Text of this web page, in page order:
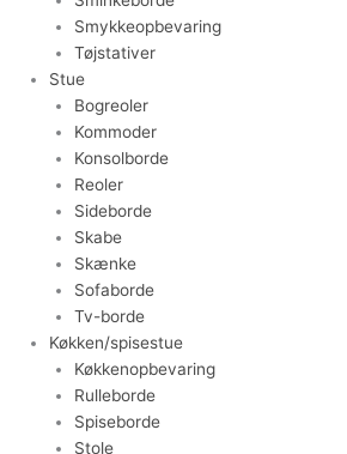
Smykkeopbevaring
Tøjstativer
Stue
Bogreoler
Kommoder
Konsolborde
Reoler
Sideborde
Skabe
Skænke
Sofaborde
Tv-borde
Køkken/spisestue
Køkkenopbevaring
Rulleborde
Spiseborde
Stole